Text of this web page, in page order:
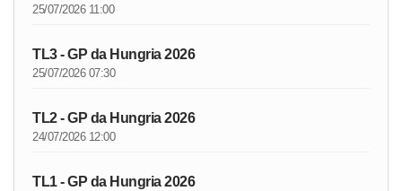
25/07/2026 11:00
TL3 - GP da Hungria 2026
25/07/2026 07:30
TL2 - GP da Hungria 2026
24/07/2026 12:00
TL1 - GP da Hungria 2026